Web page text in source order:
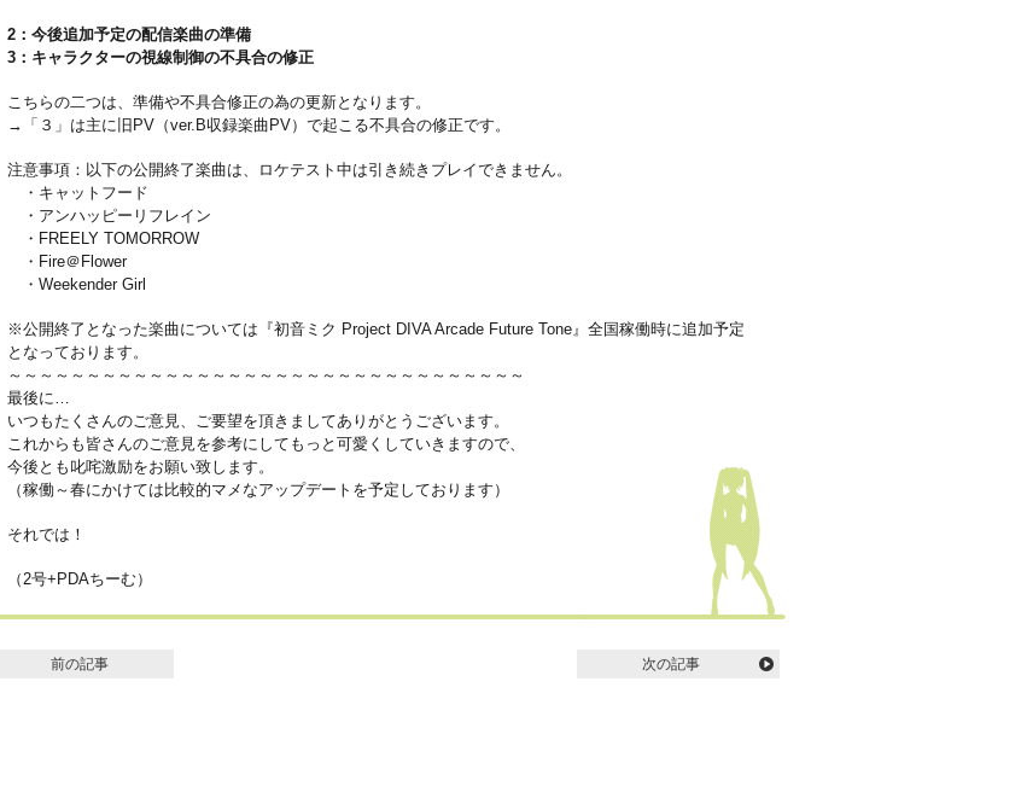
2：今後追加予定の配信楽曲の準備
3：キャラクターの視線制御の不具合の修正
こちらの二つは、準備や不具合修正の為の更新となります。
→「３」は主に旧PV（ver.B収録楽曲PV）で起こる不具合の修正です。
注意事項：以下の公開終了楽曲は、ロケテスト中は引き続きプレイできません。
・キャットフード
・アンハッピーリフレイン
・FREELY TOMORROW
・Fire＠Flower
・Weekender Girl
※公開終了となった楽曲については『初音ミク Project DIVA Arcade Future Tone』全国稼働時に追加予定
となっております。
～～～～～～～～～～～～～～～～～～～～～～～～～～～～～～～～～
最後に…
いつもたくさんのご意見、ご要望を頂きましてありがとうございます。
これからも皆さんのご意見を参考にしてもっと可愛くしていきますので、
今後とも叱咤激励をお願い致します。
（稼働～春にかけては比較的マメなアップデートを予定しております）
それでは！
（2号+PDAちーむ）
前の記事 次の記事